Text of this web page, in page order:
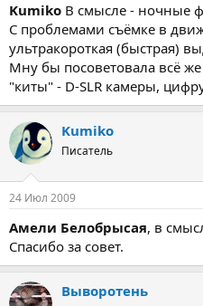
Kumiko В смысле - ночные
С проблемами съёмке в
ультракороткая (быстрая)
Мну бы посоветовала всё
"киты" - D-SLR камеры,
Kumiko
Писатель
24 Июл 2009
Амели Белобрысая, в
Спасибо за совет.
Выворотень